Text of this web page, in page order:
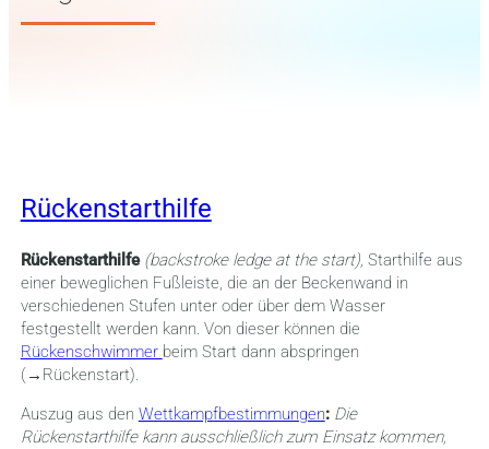
Rückenstarthilfe
Rückenstarthilfe (backstroke ledge at the start), Starthilfe aus
einer beweglichen Fußleiste, die an der Beckenwand in
verschiedenen Stufen unter oder über dem Wasser
festgestellt werden kann. Von dieser können die
Rückenschwimmer beim Start dann abspringen
(→Rückenstart).
Auszug aus den Wettkampfbestimmungen: Die
Rückenstarthilfe kann ausschließlich zum Einsatz kommen,